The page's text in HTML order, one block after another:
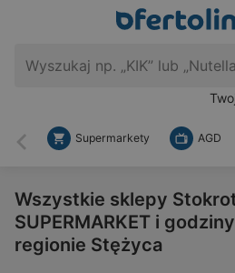
Wstecz
Supermarkety AGD
Wszystkie sklepy
SUPERMARKET i
regionie Stężyca